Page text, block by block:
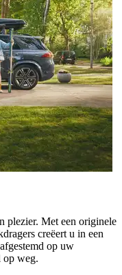
plezier. Met een originele
creëert u in een
op uw
op weg.